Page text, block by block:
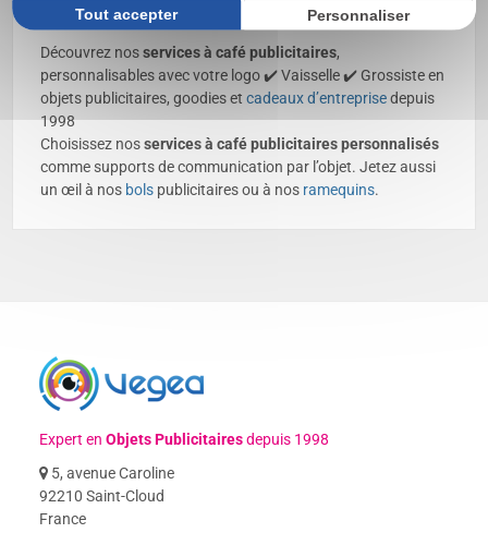
Découvrez nosservices à café publicitaires,
personnalisables avec votre logo ✔️ Vaisselle ✔️ Grossiste en
objets publicitaires, goodies etcadeaux d’entreprisedepuis
1998
Choisissez nosservices à café publicitaires personnalisés
comme supports de communication par l’objet. Jetez aussi
un œil à nos bols publicitaires ou à nos ramequins.
Expert enObjets Publicitairesdepuis 1998
5, avenue Caroline
92210 Saint-Cloud
France
Tout accepter Personnaliser